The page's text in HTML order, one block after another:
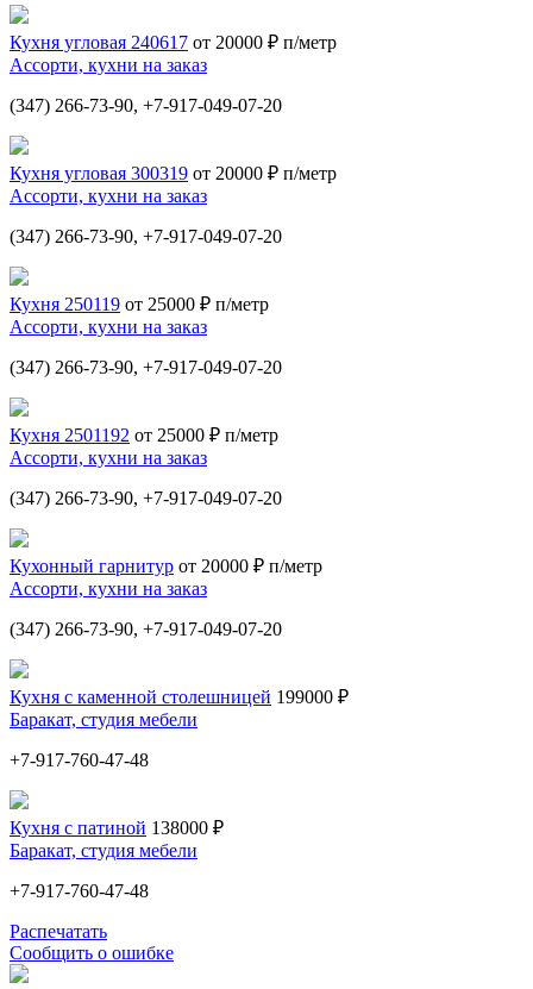
Кухня угловая 240617 от 20000 ₽ п/метр
Ассорти, кухни на заказ
(347) 266-73-90, +7-917-049-07-20
Кухня угловая 300319 от 20000 ₽ п/метр
Ассорти, кухни на заказ
(347) 266-73-90, +7-917-049-07-20
Кухня 250119 от 25000 ₽ п/метр
Ассорти, кухни на заказ
(347) 266-73-90, +7-917-049-07-20
Кухня 2501192 от 25000 ₽ п/метр
Ассорти, кухни на заказ
(347) 266-73-90, +7-917-049-07-20
Кухонный гарнитур от 20000 ₽ п/метр
Ассорти, кухни на заказ
(347) 266-73-90, +7-917-049-07-20
Кухня с каменной столешницей 199000 ₽
Баракат, студия мебели
+7-917-760-47-48
Кухня с патиной 138000 ₽
Баракат, студия мебели
+7-917-760-47-48
Распечатать
Сообщить о ошибке